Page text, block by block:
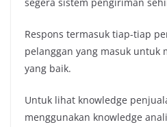
Respons termasuk tiap-tiap
pelanggan yang masuk untuk
yang baik.
Untuk lihat knowledge
menggunakan knowledge